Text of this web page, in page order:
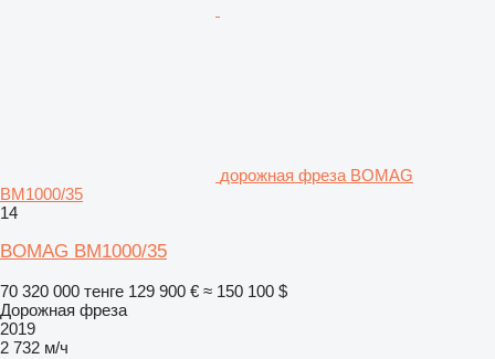
дорожная фреза BOMAG
BM1000/35
14
BOMAG BM1000/35
70 320 000 тенге 129 900 € ≈ 150 100 $
Дорожная фреза
2019
2 732 м/ч